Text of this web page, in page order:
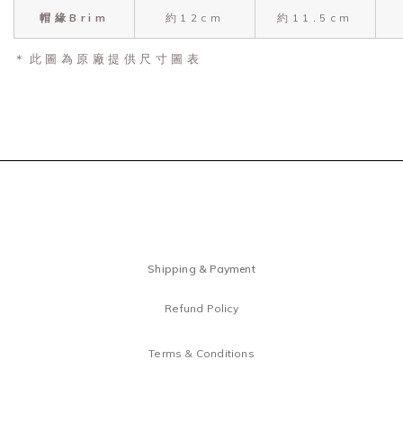
帽緣Brim 約12cm 約11.5cm
＊此圖為原廠提供尺寸圖表
Shipping & Payment
Refund Policy
Terms & Conditions